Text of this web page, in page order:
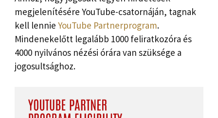
megjelenítésére YouTube-csatornáján, tagnak
kell lennie YouTube Partnerprogram.
Mindenekelőtt legalább 1000 feliratkozóra és
4000 nyilvános nézési órára van szüksége a
jogosultsághoz.